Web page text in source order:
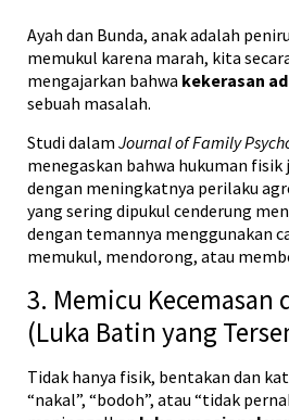
Ayah dan Bunda, anak adalah
memukul karena marah, kita
mengajarkan bahwa kekerasan
sebuah masalah.
Studi dalam Journal of Family
menegaskan bahwa hukuman
dengan meningkatnya perilaku
yang sering dipukul cenderung
dengan temannya menggunakan
memukul, mendorong, atau
3. Memicu Kecemasan
(Luka Batin yang
Tidak hanya fisik, bentakan dan
“nakal”, “bodoh”, atau “tidak